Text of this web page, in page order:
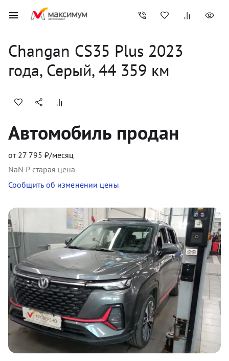
Changan CS35 Plus 2023
года, Серый, 44 359 км
Автомобиль продан
от 27 795 ₽/месяц
NaN ₽ старая цена
Сообщить об изменении цены